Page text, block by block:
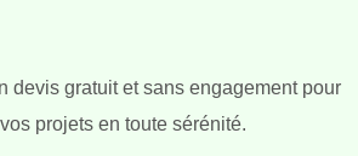
devis gratuit et sans engagement pour
projets en toute sérénité.